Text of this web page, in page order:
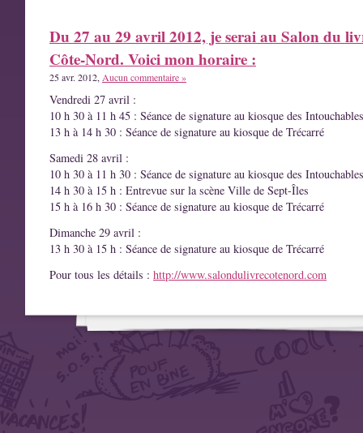
Du 27 au 29 avril 2012, je serai au Salon du
Côte-Nord. Voici mon horaire :
25 avr. 2012, Aucun commentaire »
Vendredi 27 avril :
10 h 30 à 11 h 45 : Séance de signature au kiosque des Intouchables
13 h à 14 h 30 : Séance de signature au kiosque de Trécarré
Samedi 28 avril :
10 h 30 à 11 h 30 : Séance de signature au kiosque des Intouchables
14 h 30 à 15 h : Entrevue sur la scène Ville de Sept-Îles
15 h à 16 h 30 : Séance de signature au kiosque de Trécarré
Dimanche 29 avril :
13 h 30 à 15 h : Séance de signature au kiosque de Trécarré
Pour tous les détails : http://www.salondulivrecotenord.com